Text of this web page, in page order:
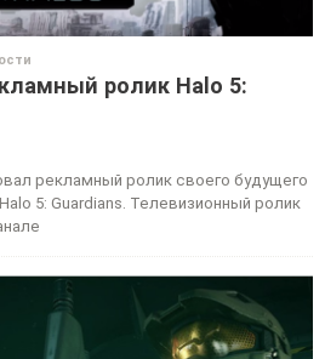
ролик Halo 5:
рекламный ролик своего будущего
5: Guardians. Телевизионный ролик